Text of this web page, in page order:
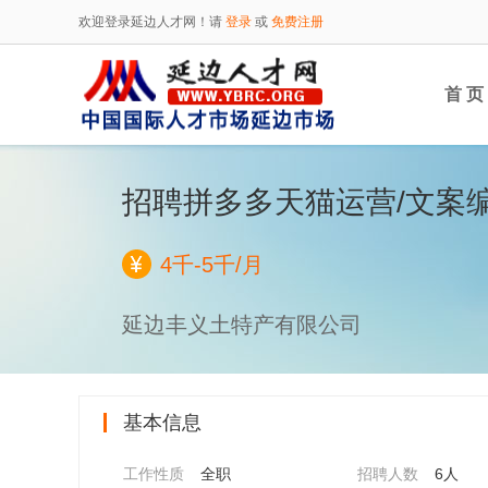
欢迎登录延边人才网！请 登录 或 免费注册
首 页
招聘拼多多天猫运营/文案
4千-5千/月
延边丰义土特产有限公司
基本信息
工作性质 全职 招聘人数 6人